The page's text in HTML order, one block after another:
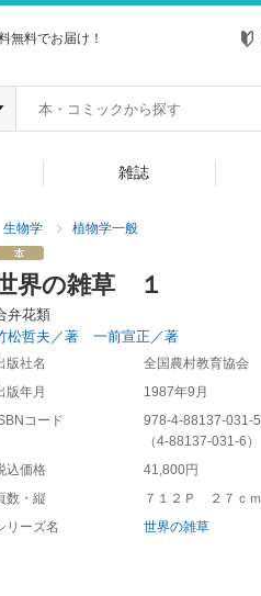
無料でお届け！
雑誌
生物学 植物学一般
界の雑草 １
弁花類
松哲夫／著 一前宣正／著
版社名
全国農村教育協会
版年月
1987年9月
コード
978-4-88137-031-5
（4-88137-031-6 ）
込価格
41,800円
数・縦
７１２Ｐ ２７ｃｍ
リーズ名
世界の雑草